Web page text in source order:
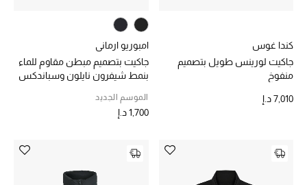
الموسم الجديد
ما وصل حديثاً
تشكيلة مستلزمات الأطفال
كندا غوس
جاكيت لورينس طويل بتصميم
منفوخ
7,010 د.إ
امبوريو ارماني
جاكيت بتصميم مبطن مقاوم للماء
بنمط شيفرون نايلون وسباندكس
الموسم الجديد
1,700 د.إ